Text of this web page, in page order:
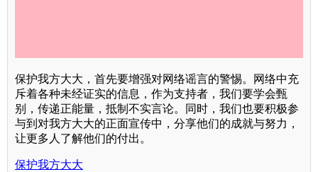
保护我方大大，首先要增强对网络谣言的警惕。网络中充
斥着各种未经证实的信息，作为支持者，我们要学会甄
别，传递正能量，抵制不实言论。同时，我们也要积极参
与到对我方大大的正面宣传中，分享他们的成就与努力，
让更多人了解他们的付出。
保护我方大大